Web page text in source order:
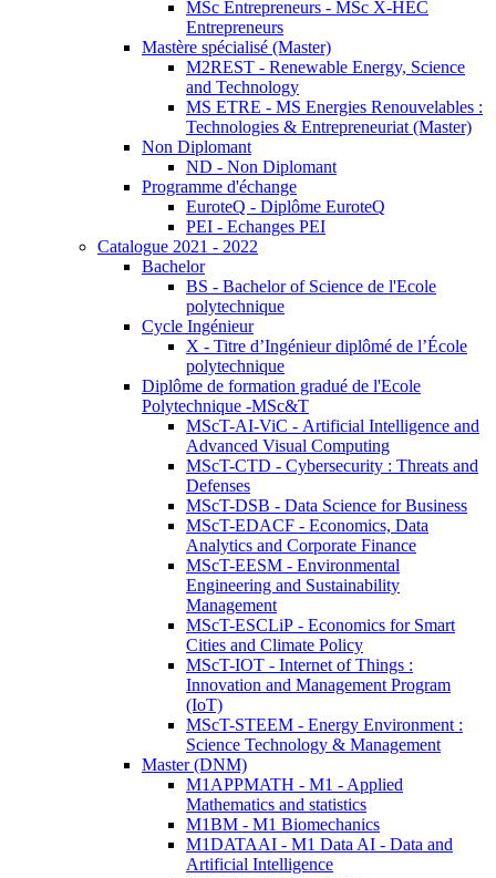
MSc Entrepreneurs - MSc X-HEC
Entrepreneurs
Mastère spécialisé (Master)
M2REST - Renewable Energy, Science
and Technology
MS ETRE - MS Energies Renouvelables :
Technologies & Entrepreneuriat (Master)
Non Diplomant
ND - Non Diplomant
Programme d'échange
EuroteQ - Diplôme EuroteQ
PEI - Echanges PEI
Catalogue 2021 - 2022
Bachelor
BS - Bachelor of Science de l'Ecole
polytechnique
Cycle Ingénieur
X - Titre d’Ingénieur diplômé de l’École
polytechnique
Diplôme de formation gradué de l'Ecole
Polytechnique -MSc&T
MScT-AI-ViC - Artificial Intelligence and
Advanced Visual Computing
MScT-CTD - Cybersecurity : Threats and
Defenses
MScT-DSB - Data Science for Business
MScT-EDACF - Economics, Data
Analytics and Corporate Finance
MScT-EESM - Environmental
Engineering and Sustainability
Management
MScT-ESCLiP - Economics for Smart
Cities and Climate Policy
MScT-IOT - Internet of Things :
Innovation and Management Program
(IoT)
MScT-STEEM - Energy Environment :
Science Technology & Management
Master (DNM)
M1APPMATH - M1 - Applied
Mathematics and statistics
M1BM - M1 Biomechanics
M1DATAAI - M1 Data AI - Data and
Artificial Intelligence